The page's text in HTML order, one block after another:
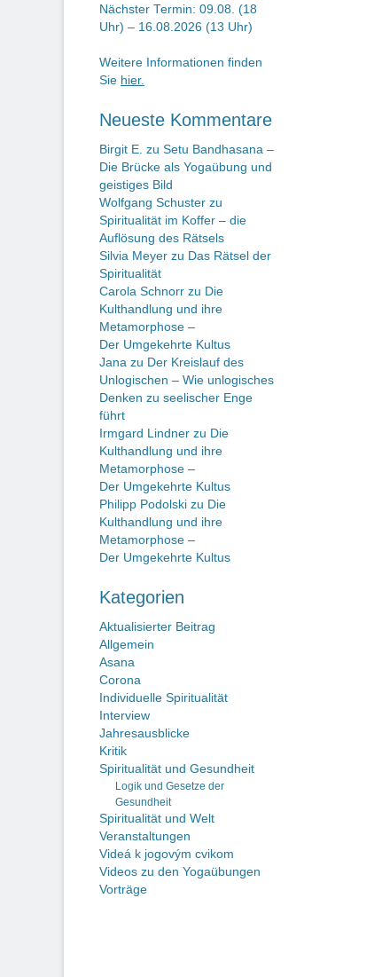
Nächster Termin: 09.08. (18
Uhr) – 16.08.2026 (13 Uhr)
Weitere Informationen finden
Sie hier.
Neueste Kommentare
Birgit E. zu Setu Bandhasana –
Die Brücke als Yogaübung und
geistiges Bild
Wolfgang Schuster zu
Spiritualität im Koffer – die
Auflösung des Rätsels
Silvia Meyer zu Das Rätsel der
Spiritualität
Carola Schnorr zu Die
Kulthandlung und ihre
Metamorphose –
Der Umgekehrte Kultus
Jana zu Der Kreislauf des
Unlogischen – Wie unlogisches
Denken zu seelischer Enge
führt
Irmgard Lindner zu Die
Kulthandlung und ihre
Metamorphose –
Der Umgekehrte Kultus
Philipp Podolski zu Die
Kulthandlung und ihre
Metamorphose –
Der Umgekehrte Kultus
Kategorien
Aktualisierter Beitrag
Allgemein
Asana
Corona
Individuelle Spiritualität
Interview
Jahresausblicke
Kritik
Spiritualität und Gesundheit
Logik und Gesetze der
Gesundheit
Spiritualität und Welt
Veranstaltungen
Videá k jogovým cvikom
Videos zu den Yogaübungen
Vorträge